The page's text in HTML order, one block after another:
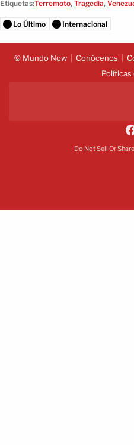
Etiquetas:Terremoto, Tragedia,
Lo Último Internacional
© Mundo Now Conócenos
Políticas
Do Not Sell Or